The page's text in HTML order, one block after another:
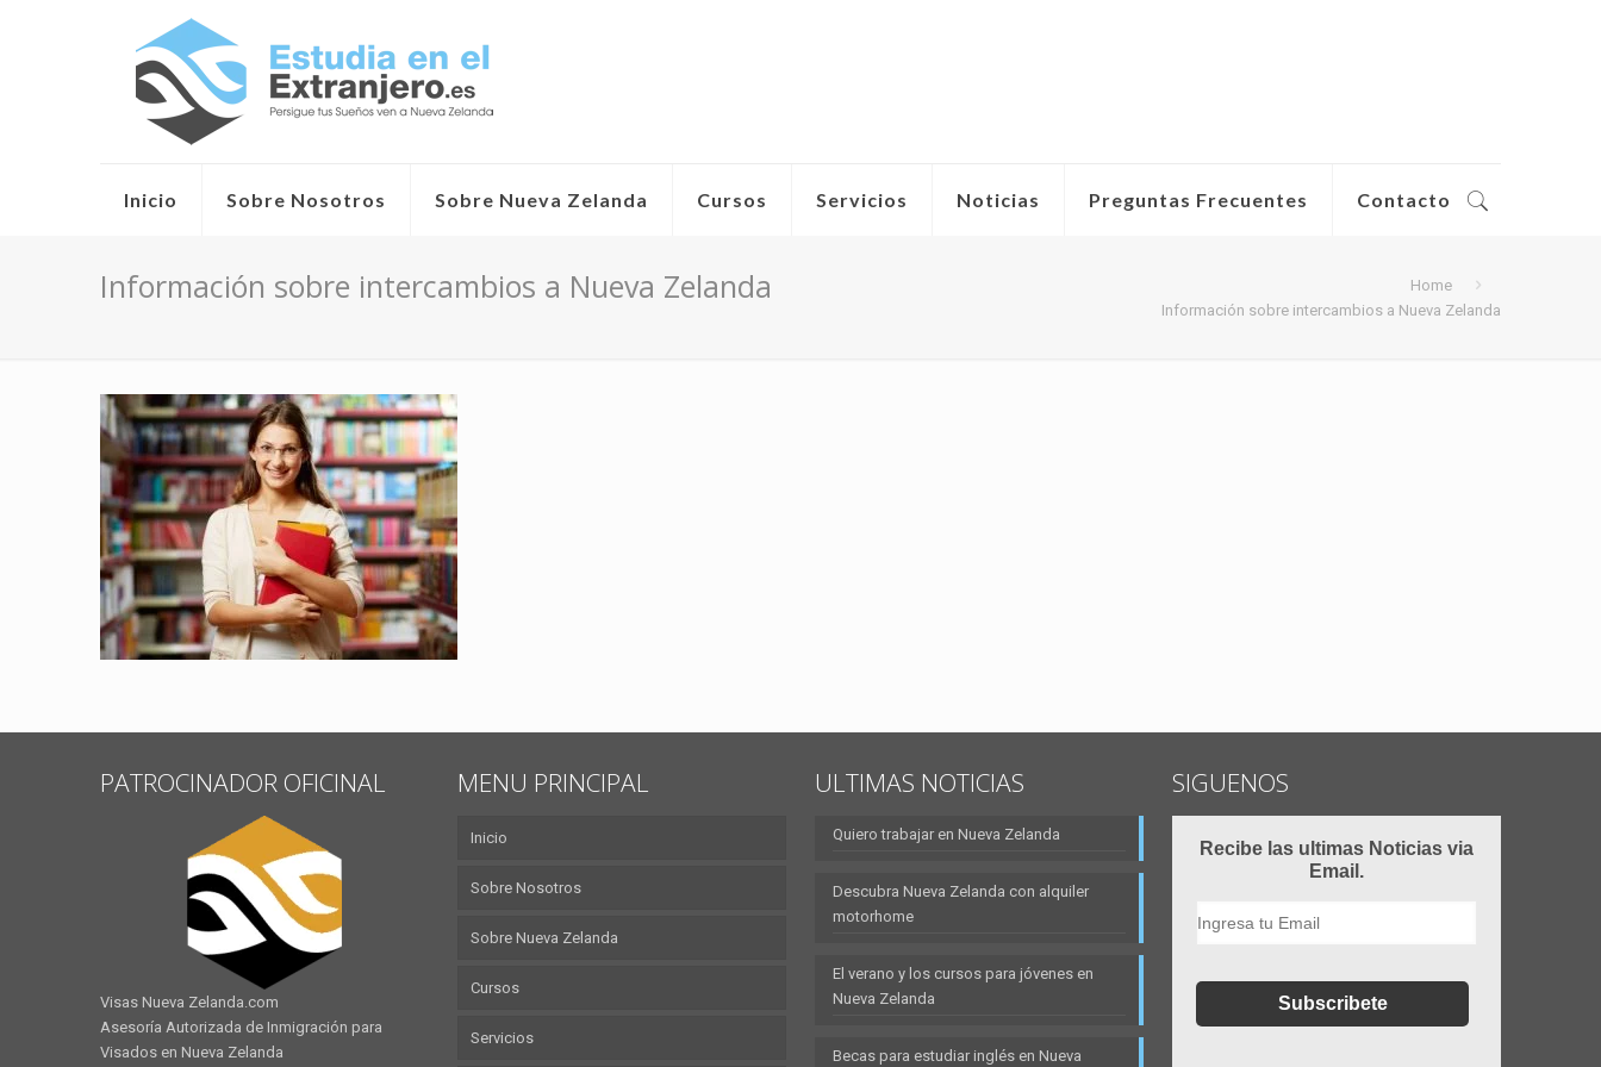
Inicio Sobre Nosotros Sobre Nueva Zelanda Cursos Servicios Noticias Preguntas Frecuentes Contacto
Información sobre intercambios a Nueva Zelanda
Home
Información sobre intercambios a Nueva Zelanda
PATROCINADOR OFICINAL
Visas Nueva Zelanda.com
Asesoría Autorizada de Inmigración para
Visados en Nueva Zelanda
MENU PRINCIPAL
Inicio
Sobre Nosotros
Sobre Nueva Zelanda
Cursos
Servicios
ULTIMAS NOTICIAS
Quiero trabajar en Nueva Zelanda
Descubra Nueva Zelanda con alquiler
motorhome
El verano y los cursos para jóvenes en
Nueva Zelanda
Becas para estudiar inglés en Nueva
SIGUENOS
Recibe las ultimas Noticias via
Email.